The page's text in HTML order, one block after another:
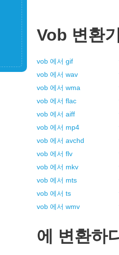
Vob 변환기
vob 에서 gif
vob 에서 wav
vob 에서 wma
vob 에서 flac
vob 에서 aiff
vob 에서 mp4
vob 에서 avchd
vob 에서 flv
vob 에서 mkv
vob 에서 mts
vob 에서 ts
vob 에서 wmv
에 변환하